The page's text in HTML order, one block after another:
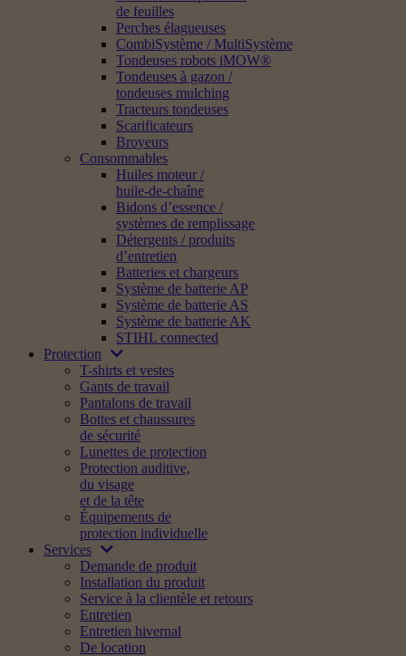
de feuilles
Perches élagueuses
CombiSystème / MultiSystème
Tondeuses robots iMOW®
Tondeuses à gazon /
tondeuses mulching
Tracteurs tondeuses
Scarificateurs
Broyeurs
Consommables
Huiles moteur /
huile-de-chaîne
Bidons d’essence /
systèmes de remplissage
Détergents / produits
d’entretien
Batteries et chargeurs
Système de batterie AP
Système de batterie AS
Système de batterie AK
STIHL connected
Protection
T-shirts et vestes
Gants de travail
Pantalons de travail
Bottes et chaussures
de sécurité
Lunettes de protection
Protection auditive,
du visage
et de la tête
Équipements de
protection individuelle
Services
Demande de produit
Installation du produit
Service à la clientèle et retours
Entretien
Entretien hivernal
De location